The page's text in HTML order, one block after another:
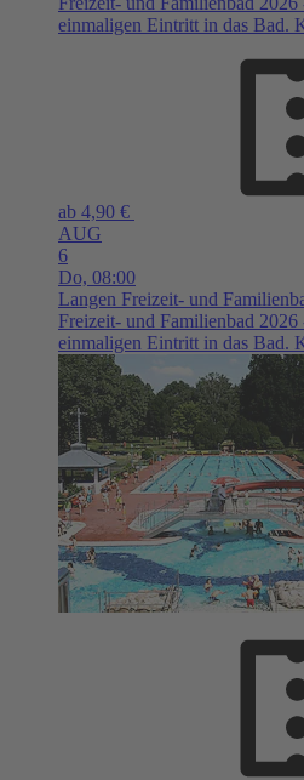
einmaligen Eintritt in das Bad.
ab 4,90 €
AUG
6
Do, 08:00
Langen Freizeit- und
Freizeit- und Familienbad
einmaligen Eintritt in das Bad.